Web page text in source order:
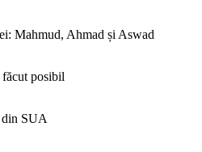
Mahmud, Ahmad și Aswad
posibil
din SUA